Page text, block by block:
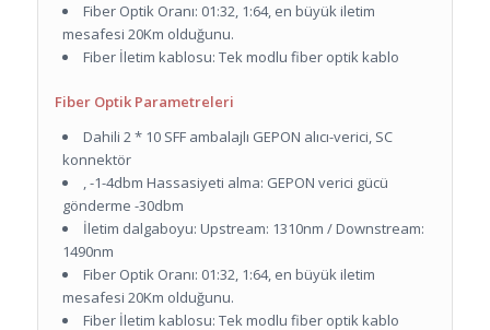
Fiber Optik Oranı: 01:32, 1:64, en büyük iletim
mesafesi 20Km olduğunu.
Fiber İletim kablosu: Tek modlu fiber optik kablo
Fiber Optik Parametreleri
Dahili 2 * 10 SFF ambalajlı GEPON alıcı-verici, SC
konnektör
, -1-4dbm Hassasiyeti alma: GEPON verici gücü
gönderme -30dbm
İletim dalgaboyu: Upstream: 1310nm / Downstream:
1490nm
Fiber Optik Oranı: 01:32, 1:64, en büyük iletim
mesafesi 20Km olduğunu.
Fiber İletim kablosu: Tek modlu fiber optik kablo